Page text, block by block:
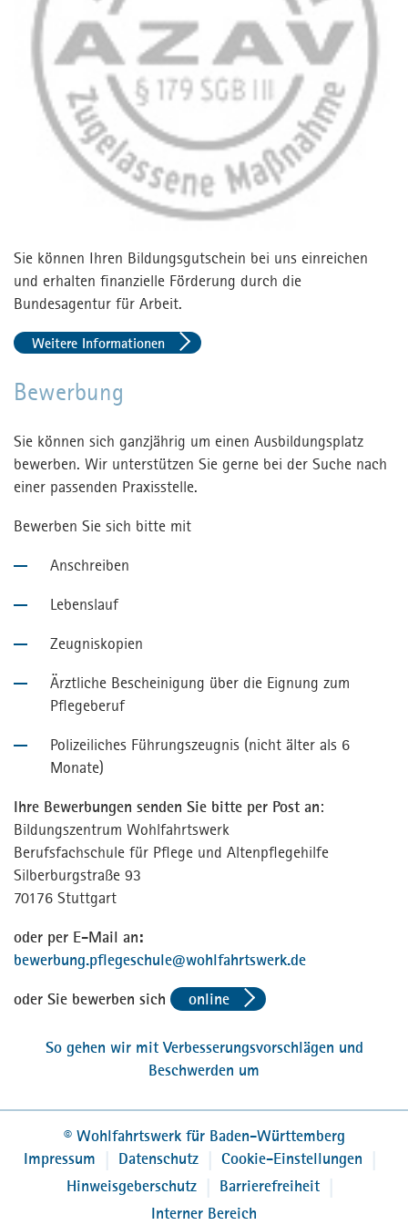
Sie können Ihren Bildungsgutschein bei uns einreichen
und erhalten finanzielle Förderung durch die
Bundesagentur für Arbeit.
Weitere Informationen
Bewerbung
Sie können sich ganzjährig um einen Ausbildungsplatz
bewerben. Wir unterstützen Sie gerne bei der Suche nach
einer passenden Praxisstelle.
Bewerben Sie sich bitte mit
Anschreiben
Lebenslauf
Zeugniskopien
Ärztliche Bescheinigung über die Eignung zum
Pflegeberuf
Polizeiliches Führungszeugnis (nicht älter als 6
Monate)
Ihre Bewerbungen senden Sie bitte per Post an:
Bildungszentrum Wohlfahrtswerk
Berufsfachschule für Pflege und Altenpflegehilfe
Silberburgstraße 93
70176 Stuttgart
oder per E-Mail an:
bewerbung.pflegeschule@wohlfahrtswerk.de
oder Sie bewerben sich
online
So gehen wir mit Verbesserungsvorschlägen und
Beschwerden um
© Wohlfahrtswerk für Baden-Württemberg
Impressum
Datenschutz
Cookie-Einstellungen
Hinweisgeberschutz
Barrierefreiheit
Interner Bereich